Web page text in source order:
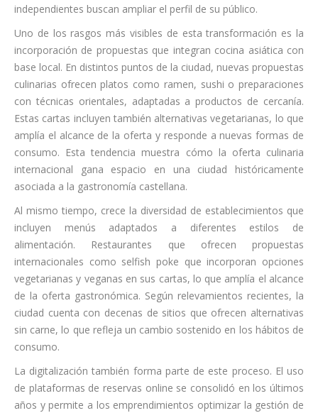
independientes buscan ampliar el perfil de su público.
Uno de los rasgos más visibles de esta transformación es la
incorporación de propuestas que integran cocina asiática con
base local. En distintos puntos de la ciudad, nuevas propuestas
culinarias ofrecen platos como ramen, sushi o preparaciones
con técnicas orientales, adaptadas a productos de cercanía.
Estas cartas incluyen también alternativas vegetarianas, lo que
amplía el alcance de la oferta y responde a nuevas formas de
consumo. Esta tendencia muestra cómo la oferta culinaria
internacional gana espacio en una ciudad históricamente
asociada a la gastronomía castellana.
Al mismo tiempo, crece la diversidad de establecimientos que
incluyen menús adaptados a diferentes estilos de
alimentación. Restaurantes que ofrecen propuestas
internacionales como selfish poke que incorporan opciones
vegetarianas y veganas en sus cartas, lo que amplía el alcance
de la oferta gastronómica. Según relevamientos recientes, la
ciudad cuenta con decenas de sitios que ofrecen alternativas
sin carne, lo que refleja un cambio sostenido en los hábitos de
consumo.
La digitalización también forma parte de este proceso. El uso
de plataformas de reservas online se consolidó en los últimos
años y permite a los emprendimientos optimizar la gestión de